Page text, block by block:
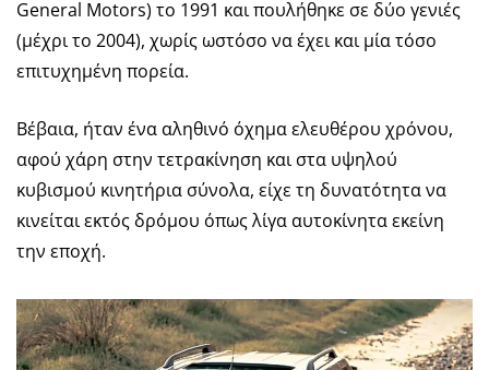
General Motors) το 1991 και πουλήθηκε σε δύο γενιές
(μέχρι το 2004), χωρίς ωστόσο να έχει και μία τόσο
επιτυχημένη πορεία.
Βέβαια, ήταν ένα αληθινό όχημα ελευθέρου χρόνου,
αφού χάρη στην τετρακίνηση και στα υψηλού
κυβισμού κινητήρια σύνολα, είχε τη δυνατότητα να
κινείται εκτός δρόμου όπως λίγα αυτοκίνητα εκείνη
την εποχή.